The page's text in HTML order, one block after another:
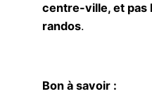
centre-ville, et pas
randos.
Bon à savoir :